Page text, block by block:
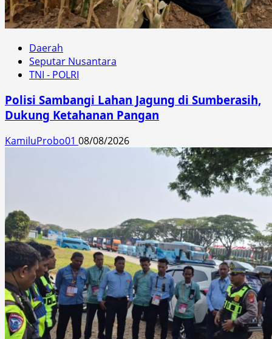
Daerah
Seputar Nusantara
TNI - POLRI
Polisi Sambangi Lahan Jagung di Sumberasih,
Dukung Ketahanan Pangan
KamiluProbo01 08/08/2026